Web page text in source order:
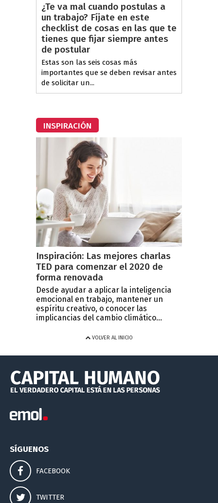
¿Te va mal cuando postulas a
un trabajo? Fíjate en este
checklist de cosas en las que te
tienes que fijar siempre antes
de postular
Estas son las seis cosas más
importantes que se deben revisar antes
de solicitar un...
INSPIRACIÓN
Inspiración: Las mejores charlas
TED para comenzar el 2020 de
forma renovada
Desde ayudar a aplicar la inteligencia
emocional en trabajo, mantener un
espíritu creativo, o conocer las
implicancias del cambio climático...
VOLVER AL INICIO
SÍGUENOS
FACEBOOK
TWITTER